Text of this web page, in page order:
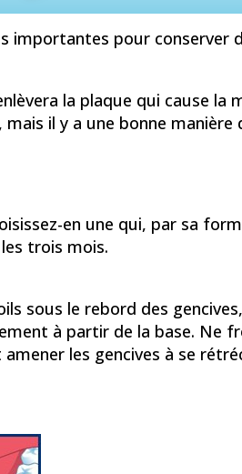
importantes pour conserver
la plaque qui cause la
il y a une bonne manière
en une qui, par sa
trois mois.
sous le rebord des
à partir de la base. Ne
les gencives à se